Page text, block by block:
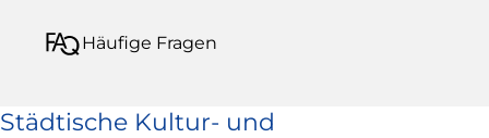
Häufige Fragen
Städtische Kultur- und